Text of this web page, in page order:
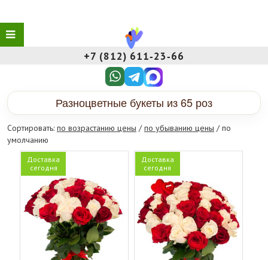
+7 (812) 611‑23‑66
Разноцветные букеты из 65 роз
Сортировать: по возрастанию цены /по убыванию цены / по
умолчанию
Доставка
сегодня
Доставка
сегодня